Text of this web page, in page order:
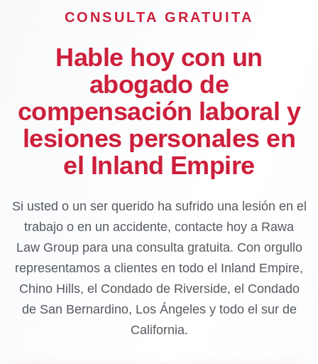
CONSULTA GRATUITA
Hable hoy con un
abogado de
compensación laboral y
lesiones personales en
el Inland Empire
Si usted o un ser querido ha sufrido una lesión en el
trabajo o en un accidente, contacte hoy a Rawa
Law Group para una consulta gratuita. Con orgullo
representamos a clientes en todo el Inland Empire,
Chino Hills, el Condado de Riverside, el Condado
de San Bernardino, Los Ángeles y todo el sur de
California.